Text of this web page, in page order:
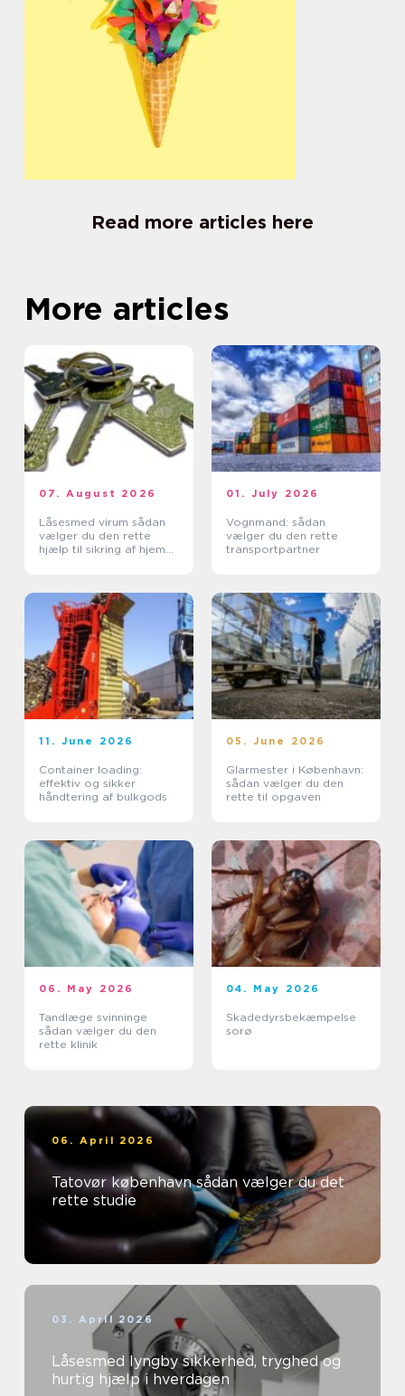
Read more articles here
More articles
07. August 2026
Låsesmed virum sådan
vælger du den rette
hjælp til sikring af hjem
01. July 2026
Vognmand: sådan
vælger du den rette
transportpartner
11. June 2026
Container loading:
effektiv og sikker
håndtering af bulkgods
05. June 2026
Glarmester i København:
sådan vælger du den
rette til opgaven
06. May 2026
Tandlæge svinninge
sådan vælger du den
rette klinik
04. May 2026
Skadedyrsbekæmpelse
sorø
06. April 2026
Tatovør københavn sådan vælger du det
rette studie
03. April 2026
Låsesmed lyngby sikkerhed, tryghed og
hurtig hjælp i hverdagen